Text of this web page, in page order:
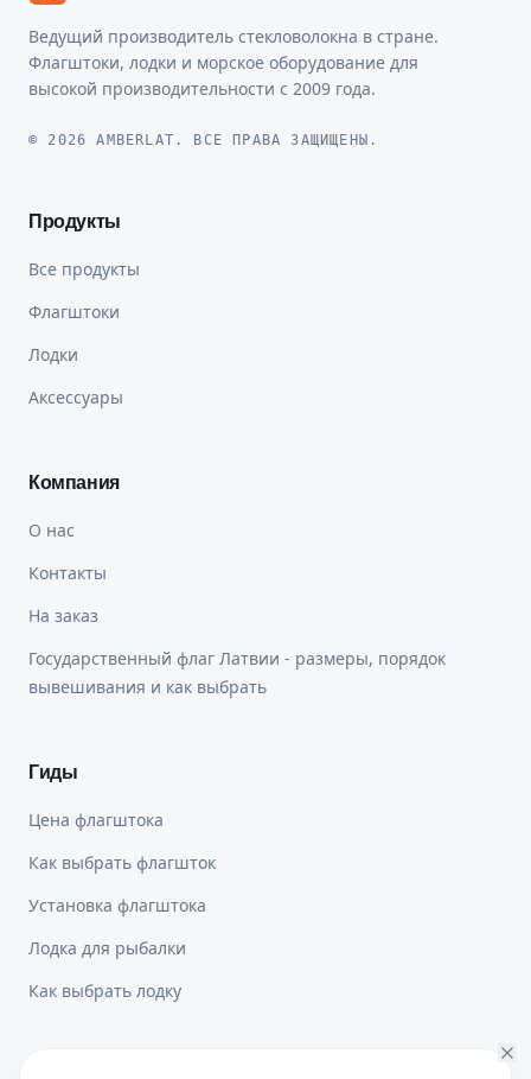
Ведущий производитель стекловолокна в стране.
Флагштоки, лодки и морское оборудование для
высокой производительности с 2009 года.
© 2026 AMBERLAT. ВСЕ ПРАВА ЗАЩИЩЕНЫ.
Продукты
Все продукты
Флагштоки
Лодки
Аксессуары
Компания
О нас
Контакты
На заказ
Государственный флаг Латвии - размеры, порядок
вывешивания и как выбрать
Гиды
Цена флагштока
Как выбрать флагшток
Установка флагштока
Лодка для рыбалки
Как выбрать лодку